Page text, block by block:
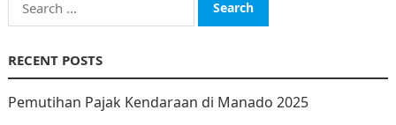
for:
RECENT POSTS
Pemutihan Pajak Kendaraan di Manado 2025